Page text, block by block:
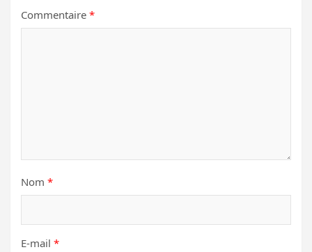
Commentaire *
Nom *
E-mail *